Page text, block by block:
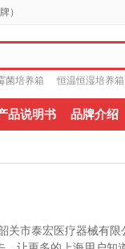
）
菌培养箱 恒温恒湿培养箱
品说明书 品牌介绍
市泰宏医疗器械有限